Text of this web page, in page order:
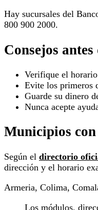
Hay sucursales del
800 900 2000.
Consejos
Verifique el
Evite los primeros
Guarde su dinero
Nunca acepte
Municipios
Según el directorio
dirección y el horario
Armeria, Colima,
Los módulos,